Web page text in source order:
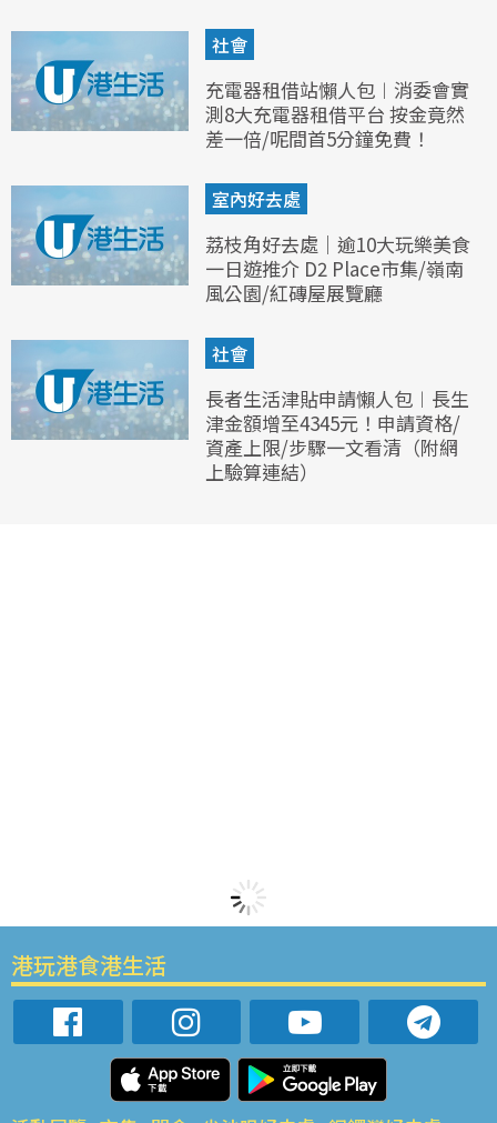
社會
充電器租借站懶人包︱消委會實
測8大充電器租借平台 按金竟然
差一倍/呢間首5分鐘免費！
室內好去處
荔枝角好去處｜逾10大玩樂美食
一日遊推介 D2 Place市集/嶺南
風公園/紅磚屋展覽廳
社會
長者生活津貼申請懶人包︱長生
津金額增至4345元！申請資格/
資產上限/步驟一文看清（附網
上驗算連結）
港玩港食港生活